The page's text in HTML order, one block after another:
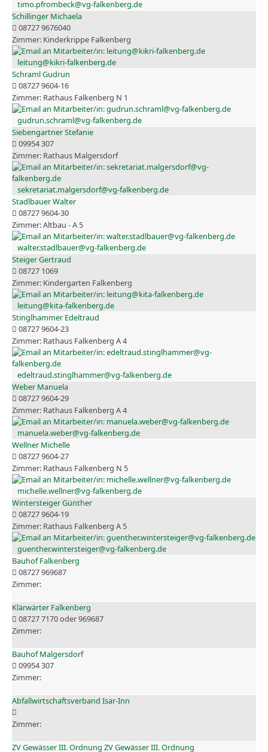
timo.pfrombeck@vg-falkenberg.de
Schillinger Michaela
08727 9676040
Kinderkrippe Falkenberg
leitung@kikri-falkenberg.de
Schraml Gudrun
08727 9604-16
Rathaus Falkenberg N 1
gudrun.schraml@vg-falkenberg.de
Siebengartner Stefanie
09954 307
Rathaus Malgersdorf
sekretariat.malgersdorf@vg-falkenberg.de
Stadlbauer Walter
08727 9604-30
Altbau - A 5
walter.stadlbauer@vg-falkenberg.de
Steiger Gertraud
08727 1069
Kindergarten Falkenberg
leitung@kita-falkenberg.de
Stinglhammer Edeltraud
08727 9604-23
Rathaus Falkenberg A 4
edeltraud.stinglhammer@vg-falkenberg.de
Weber Manuela
08727 9604-29
Rathaus Falkenberg A 4
manuela.weber@vg-falkenberg.de
Wellner Michelle
08727 9604-27
Rathaus Falkenberg N 5
michelle.wellner@vg-falkenberg.de
Wintersteiger Günther
08727 9604-19
Rathaus Falkenberg A 5
guenther.wintersteiger@vg-falkenberg.de
Bauhof Falkenberg
08727 969687
Klärwärter Falkenberg
08727 7170 oder 969687
Bauhof Malgersdorf
09954 307
Abfallwirtschaftsverband Isar-Inn
ZV Gewässer III. Ordnung ZV Gewässer III. Ordnung